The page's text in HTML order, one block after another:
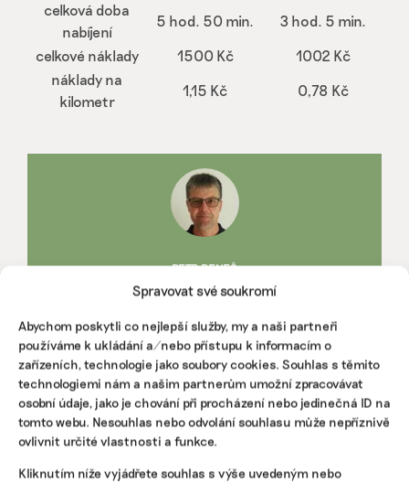
Spravovat své soukromí
Abychom poskytli co nejlepší služby, my a naši partneři
používáme k ukládání a/nebo přístupu k informacím o
zařízeních, technologie jako soubory cookies. Souhlas s těmito
technologiemi nám a našim partnerům umožní zpracovávat
osobní údaje, jako je chování při procházení nebo jedinečná ID na
tomto webu. Nesouhlas nebo odvolání souhlasu může nepříznivě
ovlivnit určité vlastnosti a funkce.
Kliknutím níže vyjádřete souhlas s výše uvedeným nebo
celková doba
nabíjení
5 hod. 50 min.
3 hod. 5 min.
celkové náklady
1500 Kč
1002 Kč
náklady na
kilometr
1,15 Kč 0,78 Kč
PETR BENEŠ
Petr Beneš má rád přírodu a nové technologie. Mezi
udržitelnost, na kterou klade důraz, řadí i elektromobilitu.
Svoje praktické zkušenosti s používáním elektromobilu rád
sdílí s ostatními. Přispívá také na web www.autonabijecka.cz.
Reklama